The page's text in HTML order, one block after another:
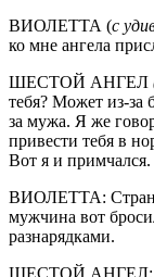
ВИОЛЕТТА (с
ко мне ангела
ШЕСТОЙ АНГЕЛ
тебя? Может из-за
за мужа. Я же
привести тебя в
Вот я и примчался.
ВИОЛЕТТА:
мужчина вот
разнарядками.